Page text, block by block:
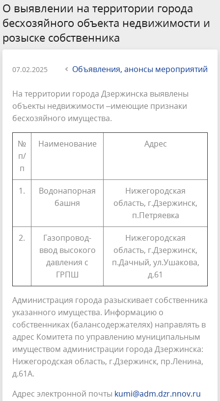
О выявлении на территории города
бесхозяйного объекта недвижимости и
розыске собственника
07.02.2025 Объявления, анонсы мероприятий
На территории города Дзержинска выявлены
объекты недвижимости –имеющие признаки
бесхозяйного имущества.
№
п/
п
Наименование Адрес
1.
Водонапорная
башня
Нижегородская
область, г.Дзержинск,
п.Петряевка
2.
Газопровод-
ввод высокого
давления с
ГРПШ
Нижегородская
область, г.Дзержинск,
п.Дачный, ул.Ушакова,
д.61
Администрация города разыскивает собственника
указанного имущества. Информацию о
собственниках (балансодержателях) направлять в
адрес Комитета по управлению муниципальным
имуществом администрации города Дзержинска:
Нижегородская область, г.Дзержинск, пр.Ленина,
д.61А.
Адрес электронной почты kumi@adm.dzr.nnov.ru